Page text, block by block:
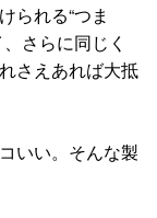
られる“つま
さらに同じく
さえあれば大抵
いい。そんな製